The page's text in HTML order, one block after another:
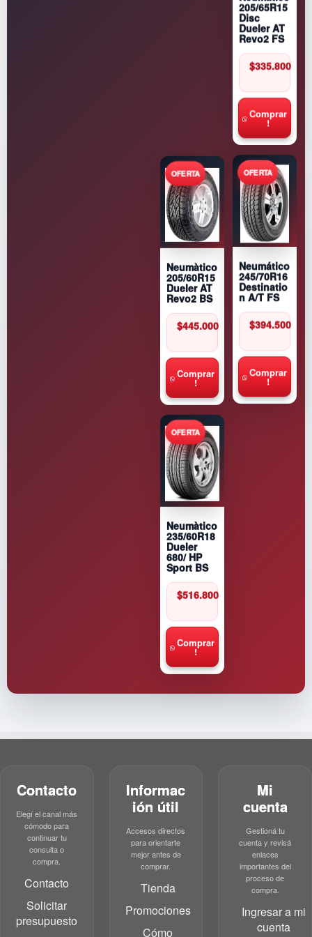
205/65R15
Disc
Dueler AT
Revo2 FS
$335.800
Comprar
!
Neumàtico
205/60R15
Dueler AT
Revo2 BS
$445.000
Comprar
!
Neumático
245/70R16
Destinatio
n A/T FS
$394.500
Comprar
!
Neumàtico
235/60R18
Dueler
680/ HP
Sport BS
$516.800
Comprar
!
Contacto
Elegí el canal más
cómodo para
continuar tu
consulta o
compra.
Contacto
Solicitar
presupuesto
Informac
ión útil
Accesos directos
para orientarte
mejor antes de
comprar.
Tienda
Promociones
Cómo
Mi
cuenta
Gestioná tu
cuenta y revisá
enlaces
importantes del
proceso de
compra.
Ingresar a mi
cuenta